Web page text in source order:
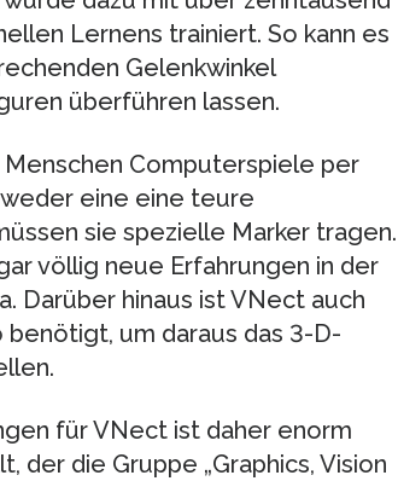
Lernens trainiert. So kann es
Gelenkwinkel
überführen lassen.
Computerspiele per
eine eine teure
sie spezielle Marker tragen.
völlig neue Erfahrungen in der
Darüber hinaus ist VNect auch
um daraus das 3-D-
für VNect ist daher enorm
der die Gruppe „Graphics, Vision